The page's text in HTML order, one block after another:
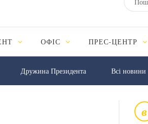
ОФІС ПРЕС-ЦЕНТР
Дружина Президента Всі новини
в